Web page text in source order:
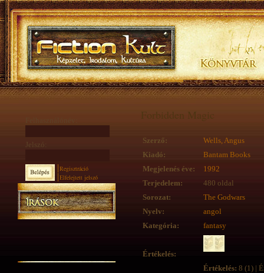
Jelszó:
Regisztráció
Elfelejtett jelszó
Forbidden Magic
Szerző:
Wells, Angus
Kiadó:
Bantam Books
Megjelenés éve:
1992
Terjedelem:
480 oldal
Sorozat:
The Godwars
Nyelv:
angol
Kategória:
fantasy
Értékelés:
Értékelés: 8 (1) |